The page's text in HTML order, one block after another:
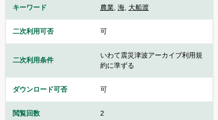
キーワード 農業, 海, 大船渡
二次利用可否 可
二次利用条件
いわて震災津波アーカイブ利用規
約に準ずる
ダウンロード可否 可
閲覧回数 2